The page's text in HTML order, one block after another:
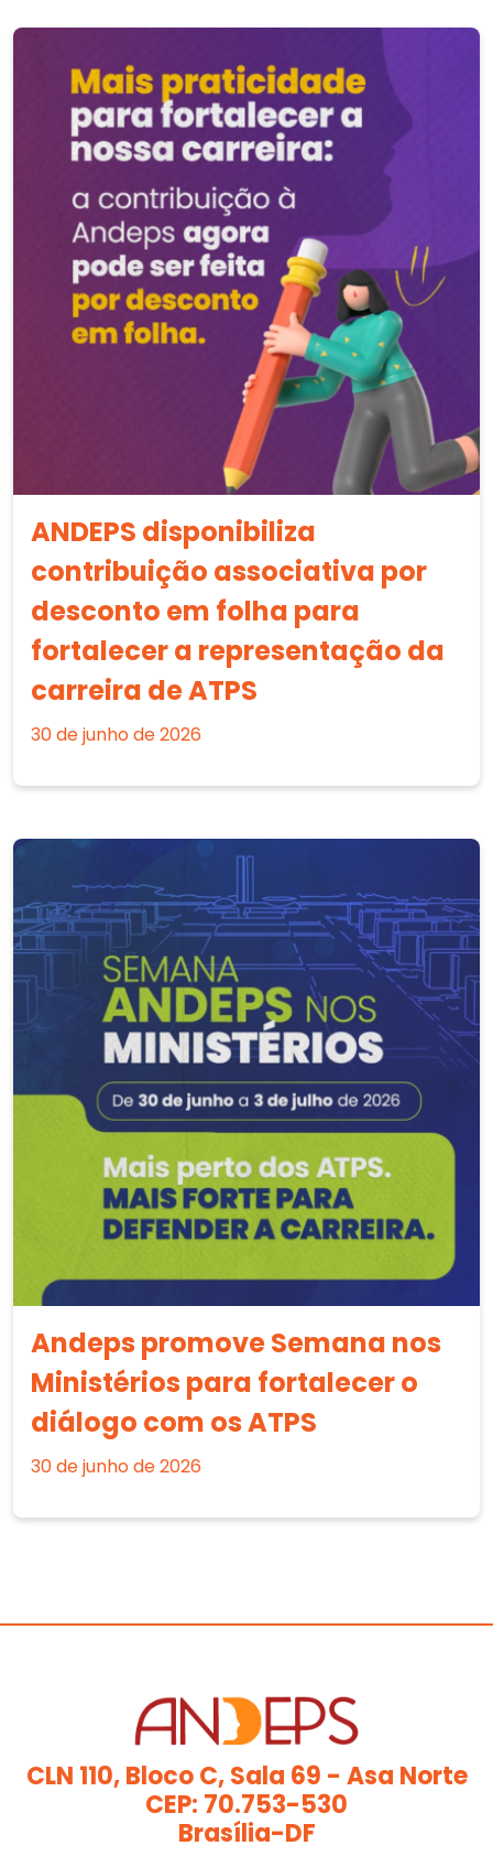
ANDEPS disponibiliza
contribuição associativa por
desconto em folha para
fortalecer a representação da
carreira de ATPS
30 de junho de 2026
Andeps promove Semana nos
Ministérios para fortalecer o
diálogo com os ATPS
30 de junho de 2026
CLN 110, Bloco C, Sala 69 - Asa Norte
CEP: 70.753-530
Brasília-DF